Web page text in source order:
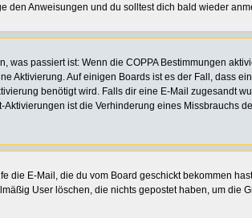
den Anweisungen und du solltest dich bald wieder
passiert ist: Wenn die COPPA Bestimmungen
Aktivierung. Auf einigen Boards ist es der Fall, dass
benötigt wird. Falls dir eine E-Mail zugesandt
ist die Verhinderung eines Missbrauchs
E-Mail, die du vom Board geschickt bekommen
User löschen, die nichts gepostet haben, um die